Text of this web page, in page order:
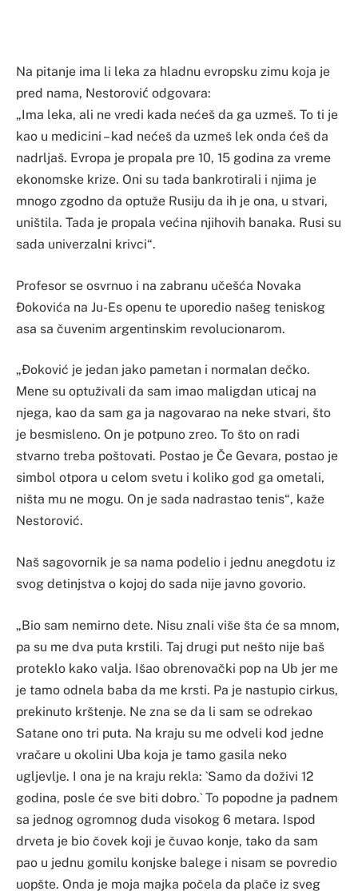
Na pitanje ima li leka za hladnu evropsku zimu koja je
pred nama, Nestorović odgovara:
„Ima leka, ali ne vredi kada nećeš da ga uzmeš. To ti je
kao u medicini – kad nećeš da uzmeš lek onda ćeš da
nadrljaš. Evropa je propala pre 10, 15 godina za vreme
ekonomske krize. Oni su tada bankrotirali i njima je
mnogo zgodno da optuže Rusiju da ih je ona, u stvari,
uništila. Tada je propala većina njihovih banaka. Rusi su
sada univerzalni krivci“.
Profesor se osvrnuo i na zabranu učešća Novaka
Đokovića na Ju-Es openu te uporedio našeg teniskog
asa sa čuvenim argentinskim revolucionarom.
„Đoković je jedan jako pametan i normalan dečko.
Mene su optuživali da sam imao maligdan uticaj na
njega, kao da sam ga ja nagovarao na neke stvari, što
je besmisleno. On je potpuno zreo. To što on radi
stvarno treba poštovati. Postao je Če Gevara, postao je
simbol otpora u celom svetu i koliko god ga ometali,
ništa mu ne mogu. On je sada nadrastao tenis“, kaže
Nestorović.
Naš sagovornik je sa nama podelio i jednu anegdotu iz
svog detinjstva o kojoj do sada nije javno govorio.
„Bio sam nemirno dete. Nisu znali više šta će sa mnom,
pa su me dva puta krstili. Taj drugi put nešto nije baš
proteklo kako valja. Išao obrenovački pop na Ub jer me
je tamo odnela baba da me krsti. Pa je nastupio cirkus,
prekinuto krštenje. Ne zna se da li sam se odrekao
Satane ono tri puta. Na kraju su me odveli kod jedne
vračare u okolini Uba koja je tamo gasila neko
ugljevlje. I ona je na kraju rekla: `Samo da doživi 12
godina, posle će sve biti dobro.` To popodne ja padnem
sa jednog ogromnog duda visokog 6 metara. Ispod
drveta je bio čovek koji je čuvao konje, tako da sam
pao u jednu gomilu konjske balege i nisam se povredio
uopšte. Onda je moja majka počela da plače iz sveg